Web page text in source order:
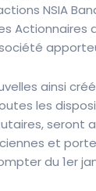
NSIA
Actionnaires
ainsi
les
seront
et
du 1er